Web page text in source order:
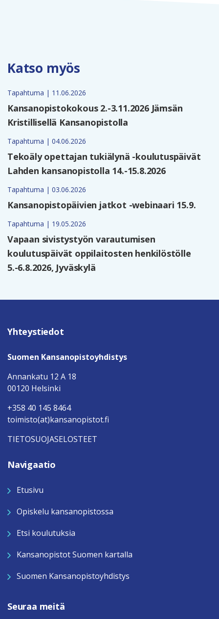
Katso myös
Tapahtuma | 11.06.2026
Kansanopistokokous 2.-3.11.2026 Jämsän
Kristillisellä Kansanopistolla
Tapahtuma | 04.06.2026
Tekoäly opettajan tukiälynä -koulutuspäivät
Lahden kansanopistolla 14.-15.8.2026
Tapahtuma | 03.06.2026
Kansanopistopäivien jatkot -webinaari 15.9.
Tapahtuma | 19.05.2026
Vapaan sivistystyön varautumisen
koulutuspäivät oppilaitosten henkilöstölle
5.-6.8.2026, Jyväskylä
Yhteystiedot
Suomen Kansanopistoyhdistys
Annankatu 12 A 18
00120 Helsinki
+358 40 145 8464
toimisto(at)kansanopistot.fi
TIETOSUOJASELOSTEET
Navigaatio
Etusivu
Opiskelu kansanopistossa
Etsi koulutuksia
Kansanopistot Suomen kartalla
Suomen Kansanopistoyhdistys
Seuraa meitä